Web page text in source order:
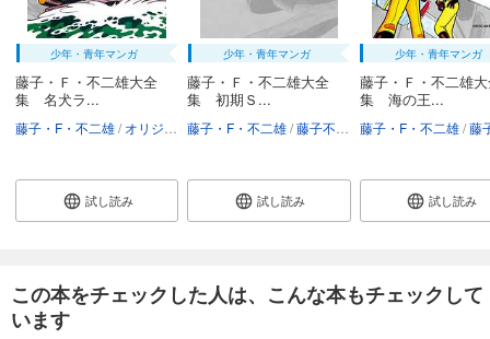
少年・青年マンガ
藤子・Ｆ・不二雄大全
集 名犬ラ...
藤子・F・不二雄 オリジナルテレビS「名犬ラッシー」
試し読み
少年・青年マンガ
藤子・Ｆ・不二雄大全
集 初期Ｓ...
藤子・F・不二雄 藤子不二雄A
試し読み
少年・青年マンガ
藤子・Ｆ・不二雄
集 海の王...
藤子・F・不二雄 藤子
試し読み
この本をチェックした人は、こんな本もチェックして
います